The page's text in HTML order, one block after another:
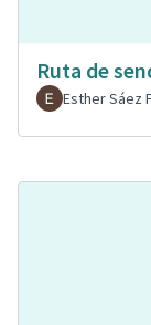
Ruta de
Esther Sáez